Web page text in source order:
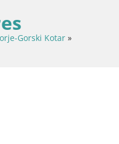
Gorski Kotar »